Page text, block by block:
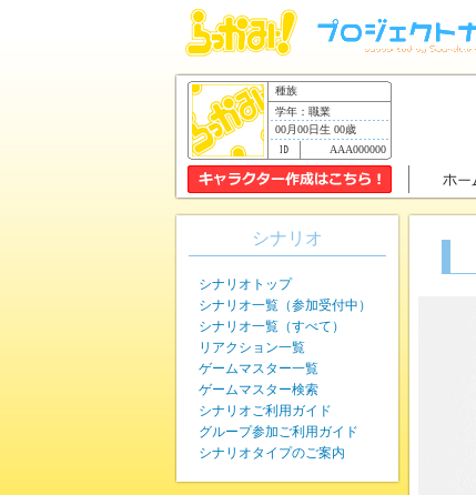
種族
学年：職業
00月00日生 00歳
AAA000000
シナリオ
シナリオトップ
シナリオ一覧（参加受付中）
シナリオ一覧（すべて）
リアクション一覧
ゲームマスター一覧
ゲームマスター検索
シナリオご利用ガイド
グループ参加ご利用ガイド
シナリオタイプのご案内